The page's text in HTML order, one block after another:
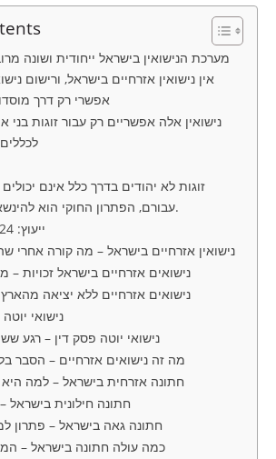
מערכת הנישואין בישראל ייחודית ושונה מרוב
אין נישואין אזרחיים בישראל, ורישום
אפשרי רק דרך מוסדות
נישואין אלה אפשריים רק עבור זוגות בני
לכללים
זוגות לא יהודים בדרך כלל אינם יכולים
📞 ייעוץ: 054-215-07-24
נישואין אזרחיים בישראל – מה קורה אחרי
נישואים אזרחיים בישראל זכויות –
נישואים אזרחיים ללא יציאה מהארץ
נישואי יוטה
נישואי יוטה פסק דין – רגע
מה זה נישואים אזרחיים – הסבר בלי
חתונה אזרחית בישראל – למה היא
חתונה חילונית בישראל –
חתונה גאה בישראל – פתרון
כמה עולה חתונה בישראל –